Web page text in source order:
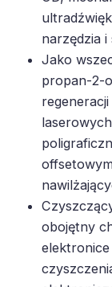
narzędzia i
Jako
propan-2-
obojętny